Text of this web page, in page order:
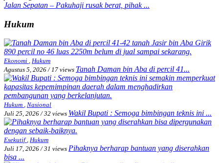
Jalan Sepatan – Pakuhaji rusak berat, pihak ...
Hukum
Ekonomi , Hukum
Agustus 5, 2026 / 17 views Tanah Daman bin Aba di percil 41...
Hukum , Nasional
Juli 25, 2026 / 32 views Wakil Bupati : Semoga bimbingan teknis ini ...
Esekutif , Hukum
Juli 17, 2026 / 31 views Pihaknya berharap bantuan yang diserahkan
bisa ...